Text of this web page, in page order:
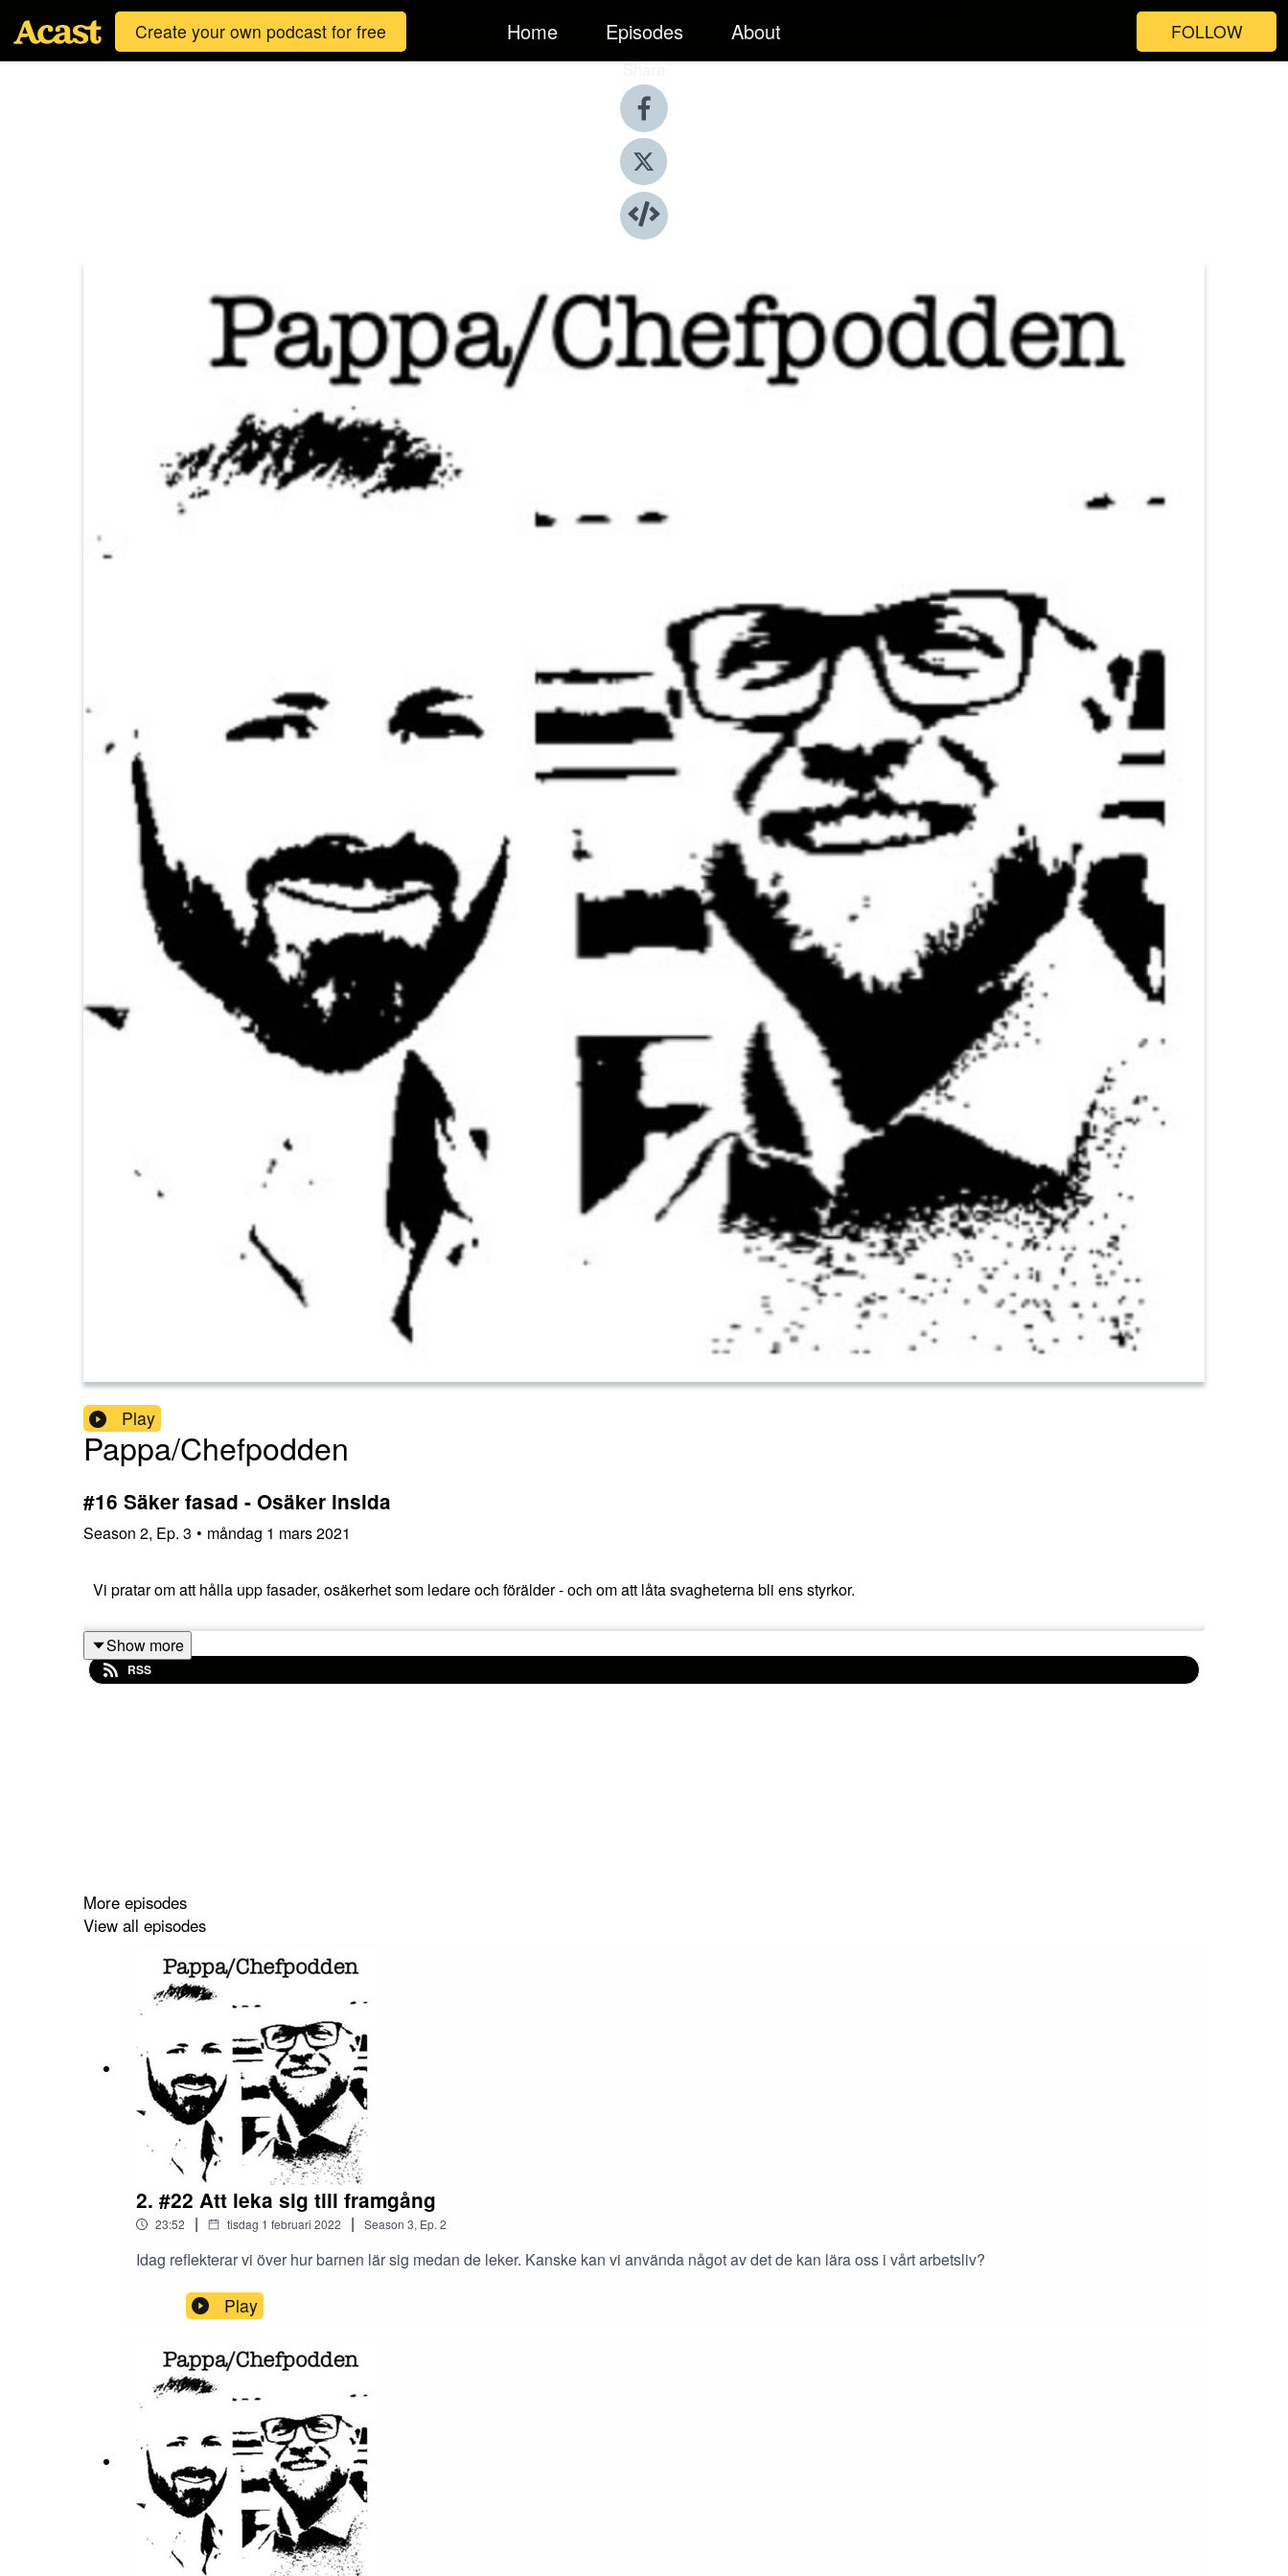
Create your own podcast for free Home Episodes About FOLLOW
Share
Play
Pappa/Chefpodden
#16 Säker fasad - Osäker insida
Season 2, Ep. 3 • måndag 1 mars 2021
Vi pratar om att hålla upp fasader, osäkerhet som ledare och förälder - och om att låta svagheterna bli ens styrkor.
Show more
RSS
More episodes
View all episodes
2. #22 Att leka sig till framgång
23:52 | tisdag 1 februari 2022 | Season 3, Ep. 2
Idag reflekterar vi över hur barnen lär sig medan de leker. Kanske kan vi använda något av det de kan lära oss i vårt arbetsliv?
Play